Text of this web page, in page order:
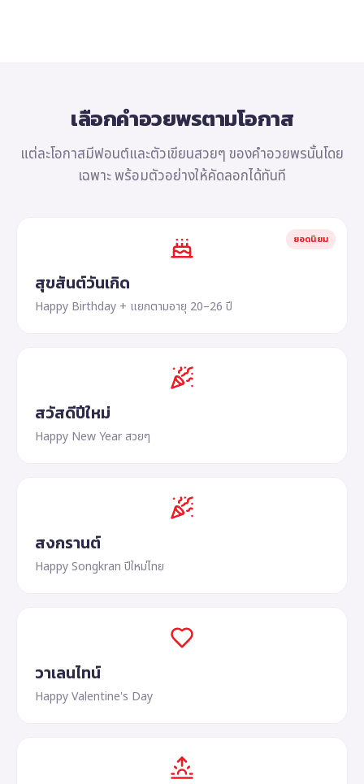
เลือกคำอวยพรตามโอกาส
แต่ละโอกาสมีฟอนต์และตัวเขียนสวยๆ ของคำอวยพรนั้นโดย
เฉพาะ พร้อมตัวอย่างให้คัดลอกได้ทันที
ยอดนิยม
สุขสันต์วันเกิด
Happy Birthday + แยกตามอายุ 20–26 ปี
สวัสดีปีใหม่
Happy New Year สวยๆ
สงกรานต์
Happy Songkran ปีใหม่ไทย
วาเลนไทน์
Happy Valentine's Day